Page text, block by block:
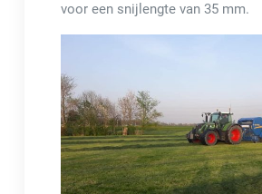
voor een snijlengte van 35 mm.